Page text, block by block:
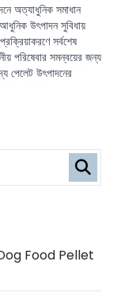
অত্যাধুনিক সমাধান
উৎপাদন সুবিধায়
সর্বশেষ
পরিষেবার সমন্বয়ের জন্য
উৎপাদনের
Food Pellet